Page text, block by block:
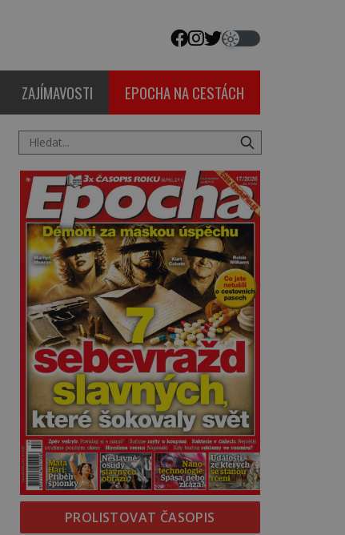
ZAJÍMAVOSTI EPOCHA NA CESTÁCH
PROLISTOVAT ČASOPIS